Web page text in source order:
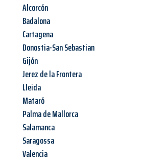
Alcorcón
Badalona
Cartagena
Donostia-San Sebastian
Gijón
Jerez de la Frontera
Lleida
Mataró
Palma de Mallorca
Salamanca
Saragossa
Valencia